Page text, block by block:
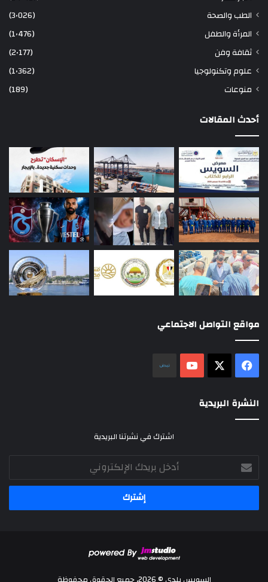
الطب والصحة
(3٬026)
المرأة والطفل
(1٬476)
ثقافة وفن
(2٬177)
علوم وتكنولوجيا
(1٬362)
منوعات
(189)
أحدث المقالات
مواقع التواصل الاجتماعي
فيسبوك ‫YouTube
النشرة البريدية
اشترك في نشرتنا البريدية
أدخل
بريدك
الإلكتروني